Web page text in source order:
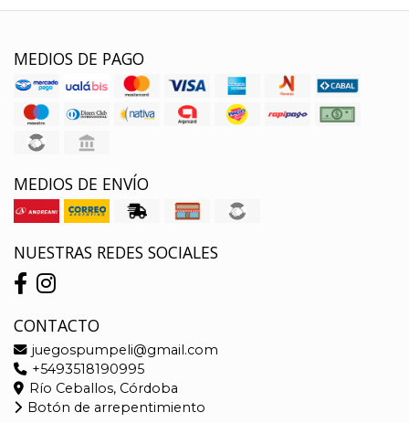
MEDIOS DE PAGO
MEDIOS DE ENVÍO
NUESTRAS REDES SOCIALES
CONTACTO
juegospumpeli@gmail.com
+5493518190995
Río Ceballos, Córdoba
Botón de arrepentimiento